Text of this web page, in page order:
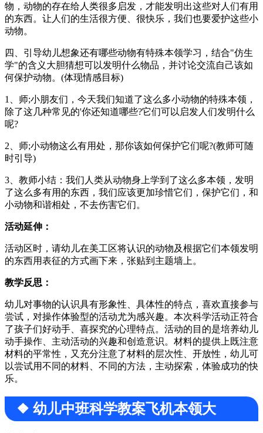
物，动物的存在给人类很多启发，才能发明出这些对人们有用
的东西。让人们的生活很方便、很快乐，我们也要爱护这些小
动物。
四、引导幼儿想象还有哪些动物有特殊本领学习，结合"仿生
学"的含义大胆猜想可以发明什么物品，并讨论交流自己该如
何保护动物。(体现情感目标)
1、师;小朋友们，今天我们知道了这么多小动物的特殊本领，
除了这几种常见的'你还知道哪些?它们可以启发人们发明什么
呢?
2、师;小动物这么有用处，那你该如何保护它们呢?(教师可随
时引导)
3、教师小结：我们人类从动物身上学到了这么多本领，发明
了这么多有用的东西，我们应该更加珍惜它们，保护它们，和
小动物和谐相处，不去伤害它们。
活动延伸：
活动区时，请幼儿在美工区将认识的动物及根据它们本领发明
的东西用表征的方式画下来，张贴到主题墙上。
教学反思：
幼儿对事物的认识具有形象性、具体性的特点，喜欢直接参与
尝试，对操作体验型的活动尤为感兴趣。本次科学活动正符合
了孩子们好动手、喜探究的心理特点。活动的目的是培养幼儿
动手操作、主动活动的兴趣和创造意识。材料的提供上既注意
材料的平常性，又充分注意了材料的层次性、开放性，幼儿可
以尝试用不同的材料、不同的方法，主动探索，体验成功的快
乐。
❖ 幼儿中班科学教案飞机本领大